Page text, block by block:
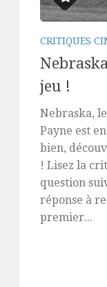
CRITIQUES
jeu !
Nebraska,
Payne est
bien,
! Lisez la
question
réponse à
premier...